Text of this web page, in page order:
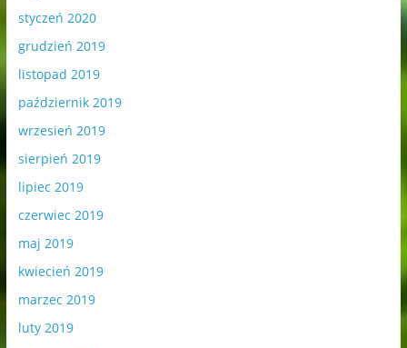
styczeń 2020
grudzień 2019
listopad 2019
październik 2019
wrzesień 2019
sierpień 2019
lipiec 2019
czerwiec 2019
maj 2019
kwiecień 2019
marzec 2019
luty 2019